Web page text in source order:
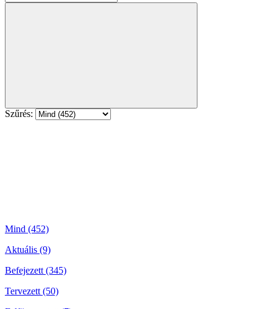
Szűrés:
Mind (452)
Aktuális (9)
Befejezett (345)
Tervezett (50)